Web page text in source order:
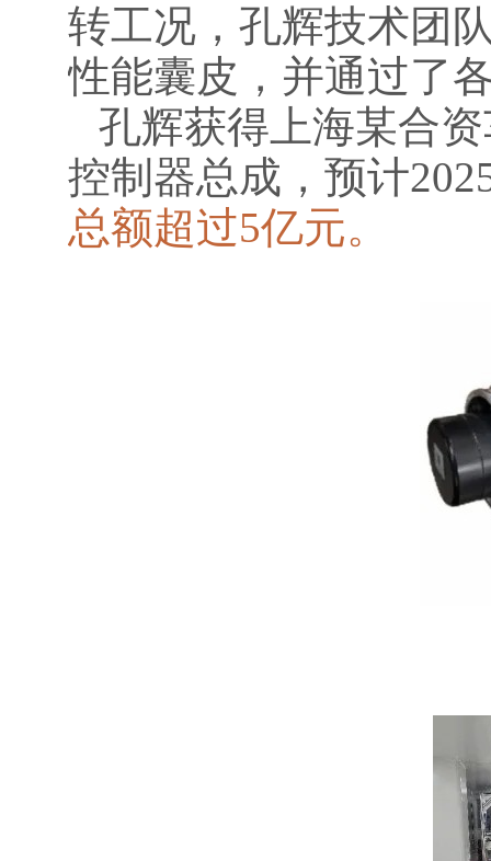
转工况，孔辉技术团
性能囊皮，并通过了
孔辉获得上海某合
控制器总成，预计
总额超过5亿元。